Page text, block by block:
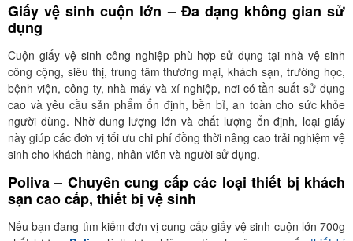
Giấy vệ sinh cuộn lớn – Đa dạng không gian sử
dụng
Cuộn giấy vệ sinh công nghiệp phù hợp sử dụng tại nhà vệ sinh
công cộng, siêu thị, trung tâm thương mại, khách sạn, trường học,
bệnh viện, công ty, nhà máy và xí nghiệp, nơi có tần suất sử dụng
cao và yêu cầu sản phẩm ổn định, bền bỉ, an toàn cho sức khỏe
người dùng. Nhờ dung lượng lớn và chất lượng ổn định, loại giấy
này giúp các đơn vị tối ưu chi phí đồng thời nâng cao trải nghiệm vệ
sinh cho khách hàng, nhân viên và người sử dụng.
Poliva – Chuyên cung cấp các loại thiết bị khách
sạn cao cấp, thiết bị vệ sinh
Nếu bạn đang tìm kiếm đơn vị cung cấp giấy vệ sinh cuộn lớn 700g